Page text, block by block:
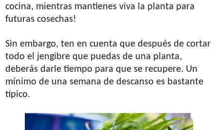
cocina, mientras mantienes viva la planta para
futuras cosechas!
Sin embargo, ten en cuenta que después de cortar
todo el jengibre que puedas de una planta,
deberás darle tiempo para que se recupere. Un
mínimo de una semana de descanso es bastante
típico.